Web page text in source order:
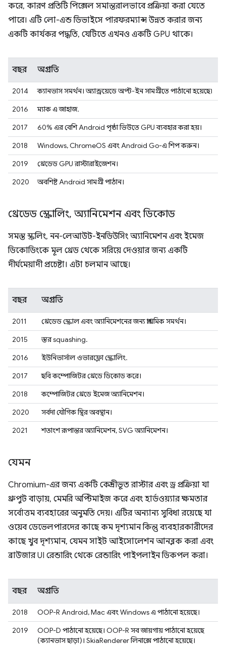
করে, কারণ প্রতিটি পিক্সেল সমান্তরালভাবে প্রক্রিয়া করা যেতে
পারে। এটি লো-এন্ড ডিভাইসে পারফরম্যান্স উন্নত করার জন্য
একটি কার্যকর পদ্ধতি, যেটিতে এখনও একটি GPU থাকে।
বছর অগ্রগতি
2014
ক্যানভাস সমর্থন। অ্যান্ড্রয়েডে অপ্ট-ইন সামগ্রীতে পাঠানো হয়েছে৷
2016
ম্যাক এ জাহাজ.
2017
60% এর বেশি Android পৃষ্ঠা ভিউতে GPU ব্যবহার করা হয়।
2018
Windows, ChromeOS এবং Android Go-এ শিপ করুন।
2019
থ্রেডেড GPU রাস্টারাইজেশন।
2020
অবশিষ্ট Android সামগ্রী পাঠান।
থ্রেডেড স্ক্রোলিং, অ্যানিমেশন এবং ডিকোড
সমস্ত স্ক্রলিং, নন-লেআউট-ইনডিউসিং অ্যানিমেশন এবং ইমেজ
ডিকোডিংকে মূল থ্রেড থেকে সরিয়ে দেওয়ার জন্য একটি
দীর্ঘমেয়াদী প্রচেষ্টা। এটা চলমান আছে।
বছর অগ্রগতি
2011
থ্রেডেড স্ক্রোল এবং অ্যানিমেশনের জন্য প্রাথমিক সমর্থন।
2015
স্তর squashing.
2016
ইউনিভার্সাল ওভারফ্লো স্ক্রোলিং.
2017
ছবি কম্পোজিটর থ্রেডে ডিকোড করে।
2018
কম্পোজিটর থ্রেডে ইমেজ অ্যানিমেশন।
2020
সর্বদা যৌগিক স্থির অবস্থান।
2021
শতাংশ রূপান্তর অ্যানিমেশন, SVG অ্যানিমেশন।
যেমন
Chromium-এর জন্য একটি কেন্দ্রীভূত রাস্টার এবং ড্র প্রক্রিয়া যা
থ্রুপুট বাড়ায়, মেমরি অপ্টিমাইজ করে এবং হার্ডওয়্যার ক্ষমতার
সর্বোত্তম ব্যবহারের অনুমতি দেয়। এটির অন্যান্য সুবিধা রয়েছে যা
ওয়েব ডেভেলপারদের কাছে কম দৃশ্যমান কিন্তু ব্যবহারকারীদের
কাছে খুব দৃশ্যমান, যেমন সাইট আইসোলেশন আনব্লক করা এবং
ব্রাউজার UI রেন্ডারিং থেকে রেন্ডারিং পাইপলাইন ডিকপল করা।
বছর অগ্রগতি
2018
OOP-R Android, Mac এবং Windows এ পাঠানো হয়েছে।
2019
OOP-D পাঠানো হয়েছে। OOP-R সব জায়গায় পাঠানো হয়েছে
(ক্যানভাস ছাড়া)। SkiaRenderer লিনাক্সে পাঠানো হয়েছে।